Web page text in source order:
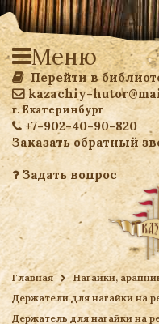
Перейти в
kazachiy-
г. Екатеринбург
+7-902-40-90-820
Заказать обратный
Задать вопрос
Меню
Главная
Нагайки,
Держатели для нагайки на
Держатель для нагайки на